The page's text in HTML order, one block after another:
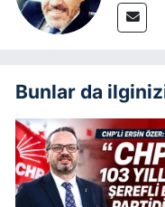
Bunlar da